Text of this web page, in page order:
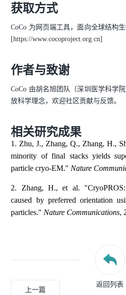
获取方式
CoCo 为网页端工具，面向全球结构
[https://www.cocoproject.org.cn]
作者与致谢
CoCo 由胡名旭团队（深圳医学科学
放科学理念，欢迎社区贡献与反馈。
相关研究成果
1. Zhu, J., Zhang, Q., Zhang, H.,
minority of final stacks yields
particle cryo-EM." Nature
2. Zhang, H., et al. "CryoPROS:
caused by preferred orientation
particles." Nature Communications,
返回列表
上一篇